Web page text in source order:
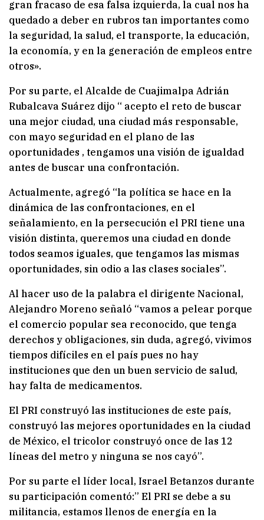
gran fracaso de esa falsa izquierda, la cual nos ha
quedado a deber en rubros tan importantes como
la seguridad, la salud, el transporte, la educación,
la economía, y en la generación de empleos entre
otros».
Por su parte, el Alcalde de Cuajimalpa Adrián
Rubalcava Suárez dijo “ acepto el reto de buscar
una mejor ciudad, una ciudad más responsable,
con mayo seguridad en el plano de las
oportunidades , tengamos una visión de igualdad
antes de buscar una confrontación.
Actualmente, agregó “la política se hace en la
dinámica de las confrontaciones, en el
señalamiento, en la persecución el PRI tiene una
visión distinta, queremos una ciudad en donde
todos seamos iguales, que tengamos las mismas
oportunidades, sin odio a las clases sociales”.
Al hacer uso de la palabra el dirigente Nacional,
Alejandro Moreno señaló “vamos a pelear porque
el comercio popular sea reconocido, que tenga
derechos y obligaciones, sin duda, agregó, vivimos
tiempos difíciles en el país pues no hay
instituciones que den un buen servicio de salud,
hay falta de medicamentos.
El PRI construyó las instituciones de este país,
construyó las mejores oportunidades en la ciudad
de México, el tricolor construyó once de las 12
líneas del metro y ninguna se nos cayó”.
Por su parte el líder local, Israel Betanzos durante
su participación comentó:” El PRI se debe a su
militancia, estamos llenos de energía en la